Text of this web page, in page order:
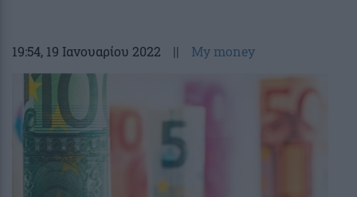
19:54, 19 Ιανουαρίου 2022 || My money